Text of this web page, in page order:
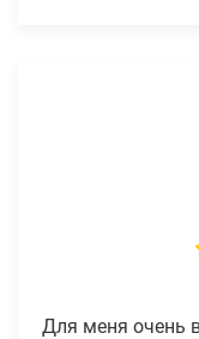
Для меня очень